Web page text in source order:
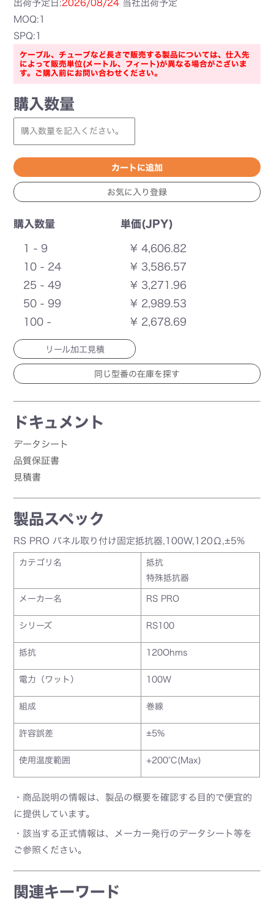
出荷予定日:2026/08/24 当社出荷予定
MOQ:1
SPQ:1
ケーブル、チューブなど長さで販売する製品については、仕入先
によって販売単位(メートル、フィート)が異なる場合がございま
す。ご購入前にお問い合わせください。
購入数量
購入数量 単価(JPY)
1 - 9
¥ 4,606.82
10 - 24
¥ 3,586.57
25 - 49
¥ 3,271.96
50 - 99
¥ 2,989.53
100 -
¥ 2,678.69
リール加工見積
ドキュメント
データシート
品質保証書
見積書
製品スペック
RS PRO パネル取り付け固定抵抗器,100W,120Ω,±5%
カテゴリ名
抵抗
特殊抵抗器
メーカー名 RS PRO
シリーズ RS100
抵抗 120Ohms
電力（ワット） 100W
組成 巻線
許容誤差 ±5%
使用温度範囲 +200°C(Max)
・商品説明の情報は、製品の概要を確認する目的で便宜的
に提供しています。
・該当する正式情報は、メーカー発行のデータシート等を
ご参照ください。
関連キーワード